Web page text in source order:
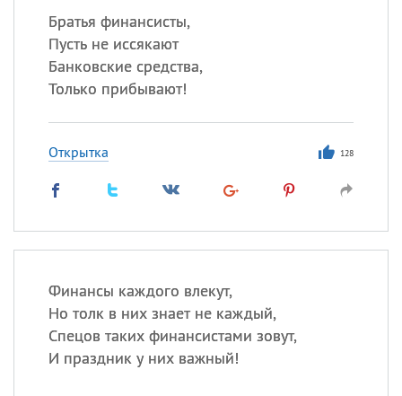
Братья финансисты,
Пусть не иссякают
Банковские средства,
Только прибывают!
Открытка 128
Финансы каждого влекут,
Но толк в них знает не каждый,
Спецов таких финансистами зовут,
И праздник у них важный!